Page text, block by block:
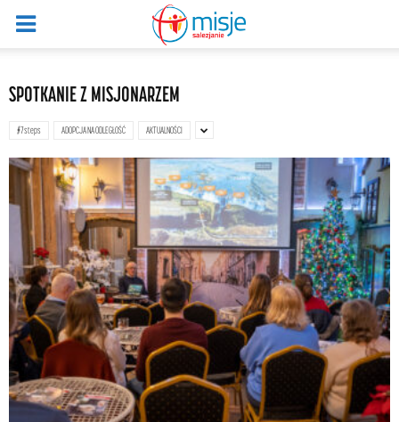
SPOTKANIE Z MISJONARZEM
#7steps ADOPCJA NA ODLEGŁOŚĆ AKTUALNOŚCI